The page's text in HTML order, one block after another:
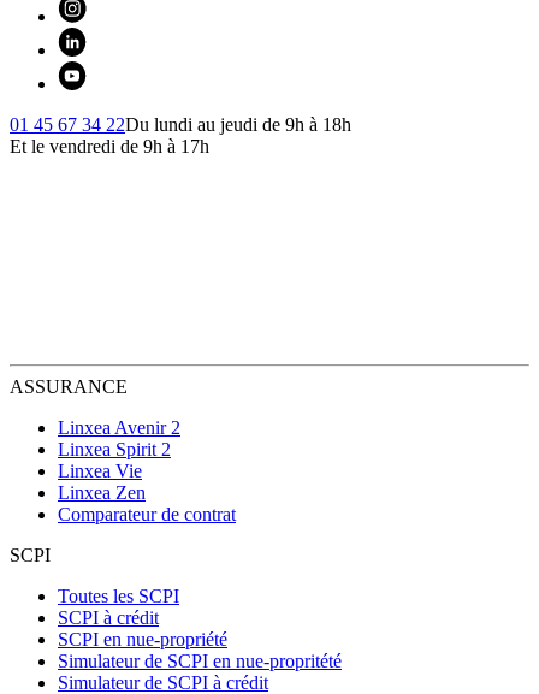
01 45 67 34 22Du lundi au jeudi de 9h à 18h
Et le vendredi de 9h à 17h
ASSURANCE
Linxea Avenir 2
Linxea Spirit 2
Linxea Vie
Linxea Zen
Comparateur de contrat
SCPI
Toutes les SCPI
SCPI à crédit
SCPI en nue-propriété
Simulateur de SCPI en nue-propritété
Simulateur de SCPI à crédit